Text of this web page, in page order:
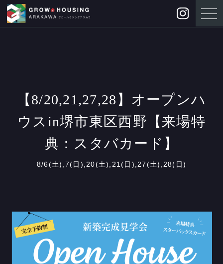
【8/20,21,27,28】オープンハ
ウスin堺市東区西野【来場特
典：スタバカード】
8/6(土),7(日),20(土),21(日),27(土),28(日)